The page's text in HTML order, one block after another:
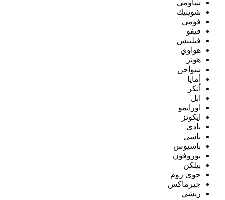
شاومى
شويتيك
فومي
فيفو
فيليبس
هواوي
هونر
شواحن
أمايا
أنكر
ابل
اورايمو
ايكونز
بادى
باسى
باسيوس
بوروفون
بيلكن
جوى روم
جيرماكس
ريشي